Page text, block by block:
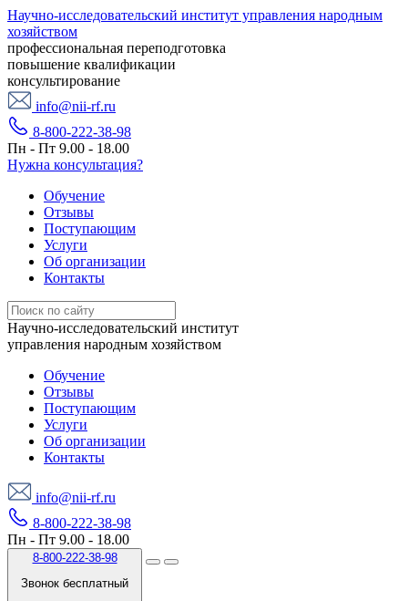
Научно-исследовательский институт управления народным
хозяйством
профессиональная переподготовка
повышение квалификации
консультирование
info@nii-rf.ru
8-800-222-38-98
Пн - Пт 9.00 - 18.00
Нужна консультация?
Обучение
Отзывы
Поступающим
Услуги
Об организации
Контакты
Научно-исследовательский институт
управления народным хозяйством
Обучение
Отзывы
Поступающим
Услуги
Об организации
Контакты
info@nii-rf.ru
8-800-222-38-98
Пн - Пт 9.00 - 18.00
8-800-222-38-98
Звонок бесплатный